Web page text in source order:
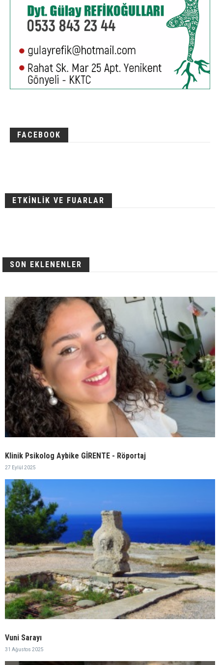
FACEBOOK
ETKİNLİK VE FUARLAR
SON EKLENENLER
Klinik Psikolog Aybike GİRENTE - Röportaj
27 Eylül 2025
Vuni Sarayı
31 Ağustos 2025